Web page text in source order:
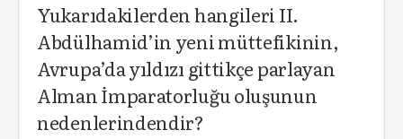
Yukarıdakilerden hangileri II.
Abdülhamid’in yeni müttefikinin,
Avrupa’da yıldızı gittikçe parlayan
Alman İmparatorluğu oluşunun
nedenlerindendir?